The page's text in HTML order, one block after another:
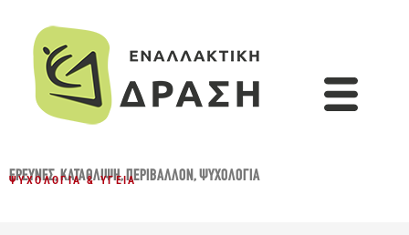
ΈΡΕΥΝΕΣ,ΚΑΤΆΘΛΙΨΗ,ΠΕΡΙΒΆΛΛΟΝ,ΨΥΧΟΛΟΓΊΑ
ΨΥΧΟΛΟΓΊΑ & ΥΓΕΊΑ